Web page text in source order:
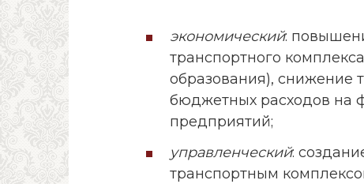
экономический:
транспортного
образования), снижение
бюджетных расходов на
предприятий;
управленческий:
транспортным